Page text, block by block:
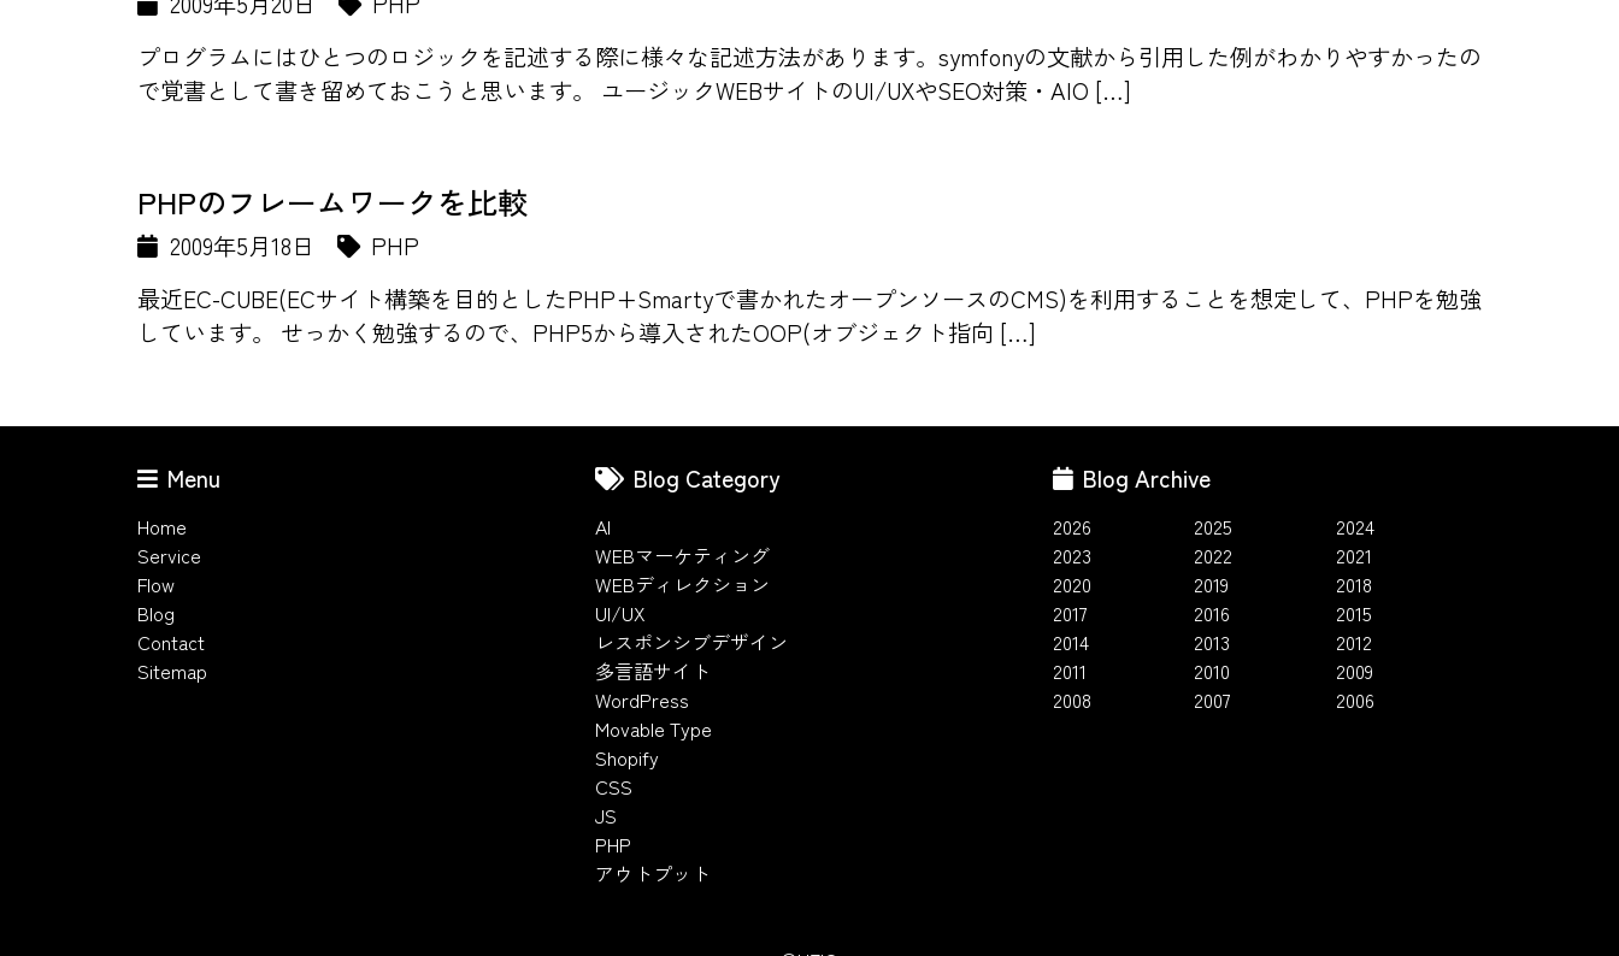
プログラムにはひとつのロジックを記述する際に様々な記述方法があります。symfonyの文献から引用した例がわかりやすかったの
で覚書として書き留めておこうと思います。 ユージックWEBサイトのUI/UXやSEO対策・AIO […]
PHPのフレームワークを比較
2009年5月18日
PHP
最近EC-CUBE(ECサイト構築を目的としたPHP+Smartyで書かれたオープンソースのCMS)を利用することを想定して、PHPを勉強
しています。 せっかく勉強するので、PHP5から導入されたOOP(オブジェクト指向 […]
Menu
Home
Service
Flow
Blog
Contact
Sitemap
Blog Category
AI
WEBマーケティング
WEBディレクション
UI/UX
レスポンシブデザイン
多言語サイト
WordPress
Movable Type
Shopify
CSS
JS
PHP
アウトプット
Blog Archive
2026 2025
2024
2023
2022
2021
2020
2019
2018
2017
2016
2015
2014
2013
2012
2011
2010
2009
2008
2007 2006